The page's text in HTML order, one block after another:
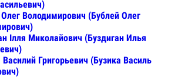
Володимирович (Бублей Олег
Ілля Миколайович (Буздиган Илья
Григорьевич (Бузика Василь